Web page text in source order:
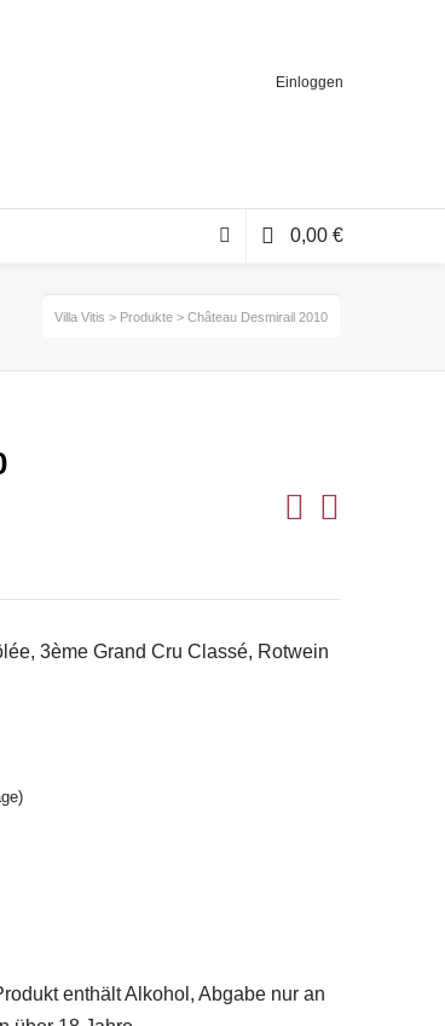
Einloggen
0,00 €
Villa Vitis > Produkte > Château Desmirail 2010
3ème Grand Cru Classé, Rotwein
enthält Alkohol, Abgabe nur an